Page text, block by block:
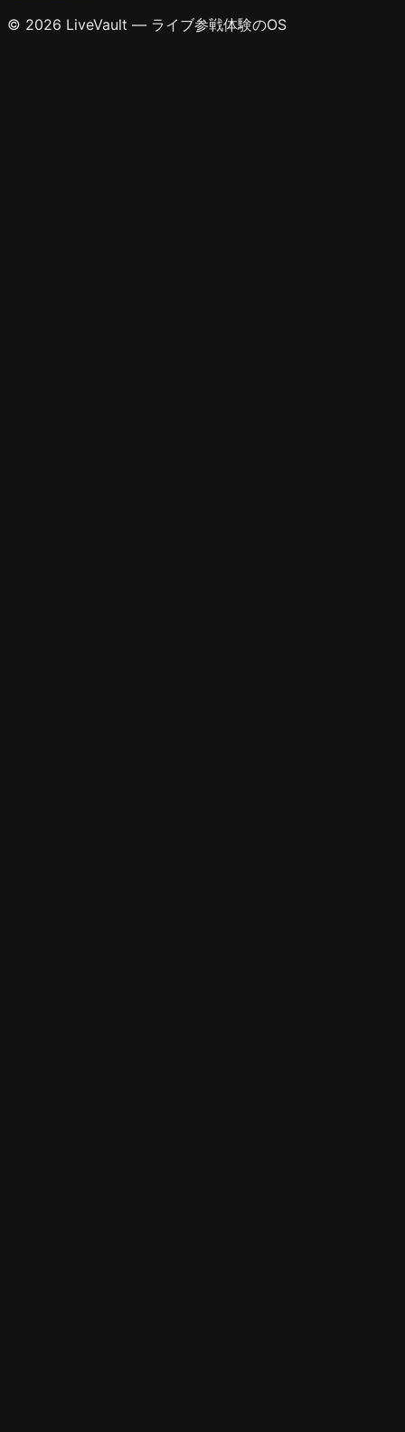
© 2026 LiveVault — ライブ参戦体験のOS